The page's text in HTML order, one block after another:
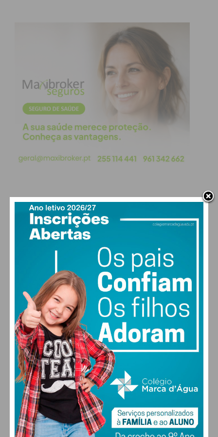
Eu li e concordo com ostermos e
condições
PAÇOS DE FERREIRA
28°
vento: 3m/s ONO
MAX 28 • MIN 28
30°
QUI
30
SEX
29°
SÁB DOM
FARMACIAS DE SERVIÇO EM PAÇOS DE
FERREIRA